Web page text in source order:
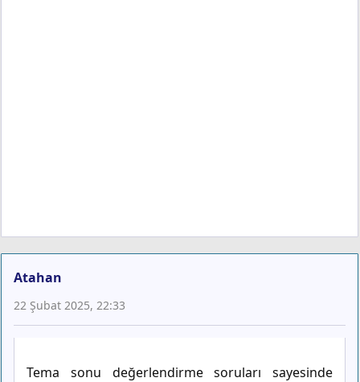
Atahan
22 Şubat 2025, 22:33
Tema sonu değerlendirme soruları sayesinde